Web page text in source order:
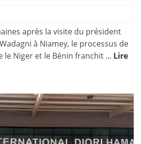
après la visite du président
à Niamey, le processus de
Niger et le Bénin franchit ... Lire